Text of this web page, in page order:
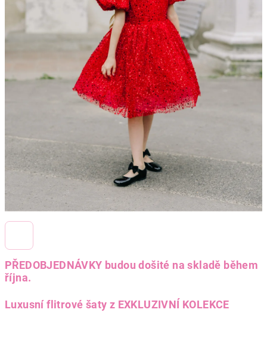
PŘEDOBJEDNÁVKY budou došité na skladě během
října.
Luxusníflitrové šaty z EXKLUZIVNÍ KOLEKCE